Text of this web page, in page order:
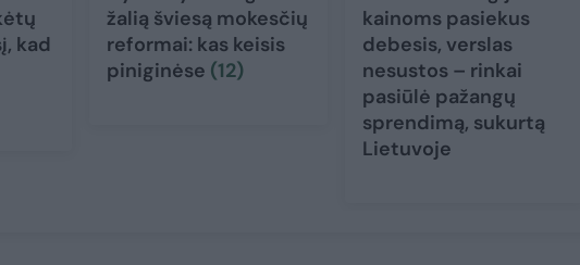
kad
žalią šviesą mokesčių
reformai: kas keisis
piniginėse (12)
kainoms pasiekus
debesis, verslas
nesustos – rinkai
pasiūlė pažangų
sprendimą, sukurtą
Lietuvoje